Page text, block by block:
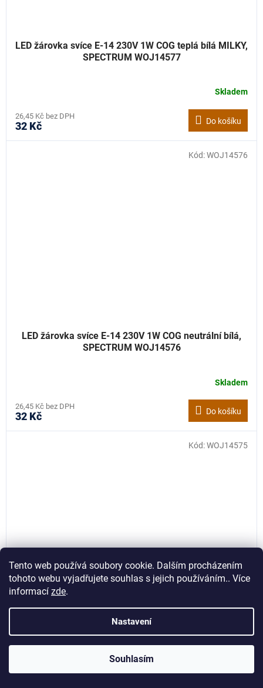
Tento web používá soubory cookie. Dalším procházením
tohoto webu vyjadřujete souhlas s jejich používáním.. Více
informací zde.
Nastavení
Souhlasím
LED žárovka svíce E-14 230V 1W COG teplá bílá MILKY,
SPECTRUM WOJ14577
Skladem
26,45 Kč bez DPH
32 Kč Do košíku
LED žárovka svíce E-14 230V 1W COG neutrální bílá,
SPECTRUM WOJ14576
Skladem
26,45 Kč bez DPH
32 Kč Do košíku
Kód:WOJ14576
LED žárovka svíce E-14 230V 1W COG teplá bílá,
SPECTRUM WOJ14575
Skladem
Kód:WOJ14575